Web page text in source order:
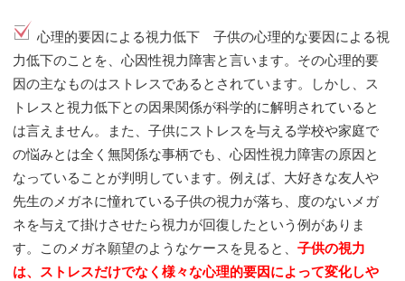
心理的要因による視力低下 子供の心理的な要因による視
力低下のことを、心因性視力障害と言います。その心理的要
因の主なものはストレスであるとされています。しかし、ス
トレスと視力低下との因果関係が科学的に解明されていると
は言えません。また、子供にストレスを与える学校や家庭で
の悩みとは全く無関係な事柄でも、心因性視力障害の原因と
なっていることが判明しています。例えば、大好きな友人や
先生のメガネに憧れている子供の視力が落ち、度のないメガ
ネを与えて掛けさせたら視力が回復したという例がありま
す。このメガネ願望のようなケースを見ると、子供の視力
は、ストレスだけでなく様々な心理的要因によって変化しや